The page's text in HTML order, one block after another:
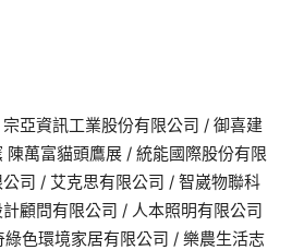
亞資訊工業股份有限公司 / 御喜建
萬富貓頭鷹展 / 統能國際股份有限
司 / 艾克思有限公司 / 智崴物聯科
顧問有限公司 / 人本照明有限公司
色環境家居有限公司 / 樂農生活志